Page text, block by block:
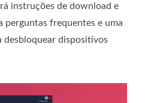
instruções de download e
perguntas frequentes e uma
desbloquear dispositivos